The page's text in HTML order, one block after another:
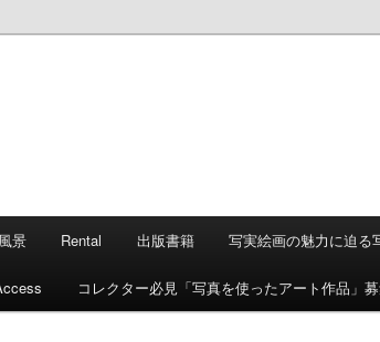
景 Rental 出版書籍 写実絵画の魅力に迫る
コレクター必見「写真を使ったアート作品」